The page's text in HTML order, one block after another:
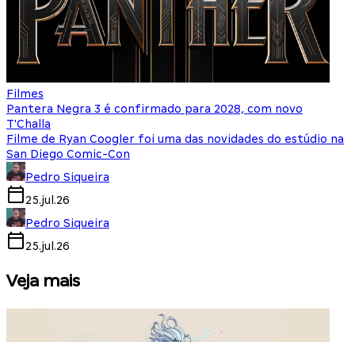
Filmes
Pantera Negra 3 é confirmado para 2028, com novo
T'Challa
Filme de Ryan Coogler foi uma das novidades do estúdio na
San Diego Comic-Con
Pedro Siqueira
25.jul.26
Pedro Siqueira
25.jul.26
Veja mais